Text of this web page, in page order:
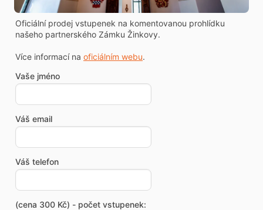
Oficiální prodej vstupenek na komentovanou prohlídku
našeho partnerského Zámku Žinkovy.
Více informací na oficiálním webu.
Vaše jméno
Váš email
Váš telefon
(cena 300 Kč) - počet vstupenek: